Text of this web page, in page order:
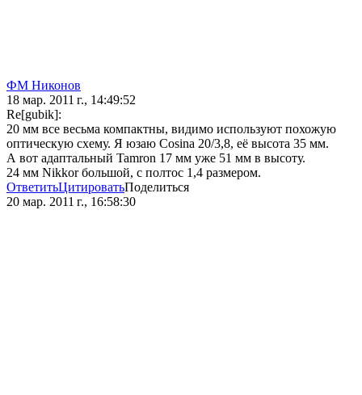
ФМ Никонов
18 мар. 2011 г., 14:49:52
Re[gubik]:
20 мм все весьма компактны, видимо используют похожую
оптическую схему. Я юзаю Cosina 20/3,8, её высота 35 мм.
А вот адаптальный Tamron 17 мм уже 51 мм в высоту.
24 мм Nikkor большой, с полтос 1,4 размером.
ОтветитьЦитироватьПоделиться
20 мар. 2011 г., 16:58:30